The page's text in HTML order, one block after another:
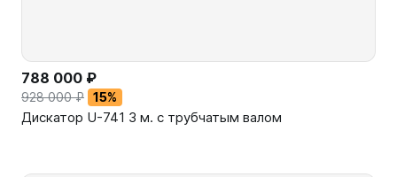
788 000 ₽
928 000 ₽ 15%
Дискатор U-741 3 м. с трубчатым валом